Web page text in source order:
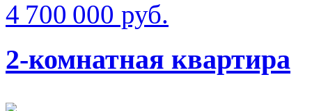
4 700 000 руб.
2-комнатная квартира